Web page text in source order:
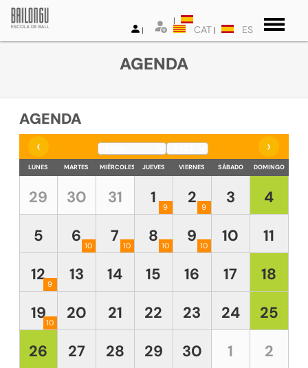
CAT ES
AGENDA
AGENDA
‹
›
LUNES MARTES MIÉRCOLES JUEVES VIERNES SÁBADO DOMINGO
29 30 31 1 9 2 9 3
4
5
6 10 7 10 8 10 9 10 10
11
12 9 13 14 15 16 17
18
1910 20 21 22 23 24
25
26
27 28 29 30 1 2